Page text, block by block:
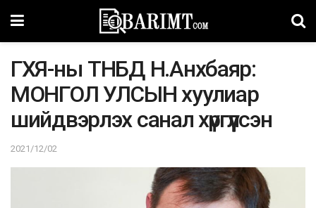
ГХЯ-ны ТНБД Н.Анхбаяр:
МОНГОЛ УЛСЫН хуулиар
шийдвэрлэх санал хүргүүлсэн
2021/12/02